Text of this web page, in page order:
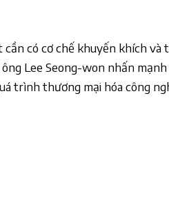
cần có cơ chế khuyến khích
Lee Seong-won nhấn
trình thương mại hóa công